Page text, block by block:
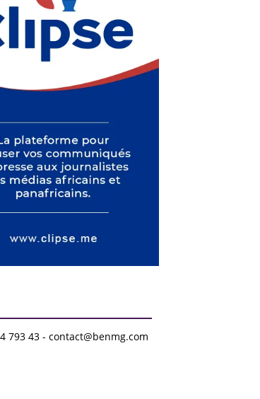
793 43 - contact@benmg.com